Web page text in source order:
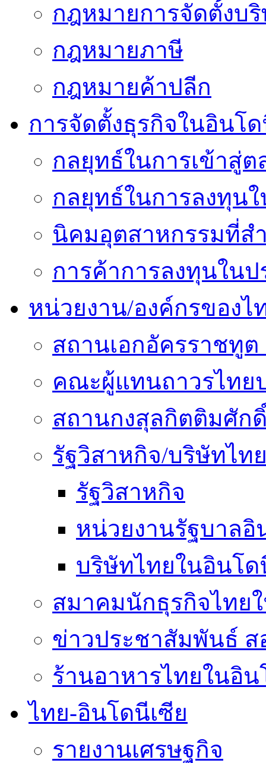
กฎหมายการจัดตั้งบ
กฎหมายภาษี
กฎหมายค้าปลีก
การจัดตั้งธุรกิจในอินโ
กลยุทธ์ในการเข้าสู่
กลยุทธ์ในการลงทุน
นิคมอุตสาหกรรมที่ส
การค้าการลงทุนในป
หน่วยงาน/องค์กรของไ
สถานเอกอัครราชทู
คณะผู้แทนถาวรไทย
สถานกงสุลกิตติมศัก
รัฐวิสาหกิจ/บริษัทไท
รัฐวิสาหกิจ
หน่วยงานรัฐบาลอิ
บริษัทไทยในอินโด
สมาคมนักธุรกิจไทย
ข่าวประชาสัมพันธ์ ส
ร้านอาหารไทยในอิน
ไทย-อินโดนีเซีย
รายงานเศรษฐกิจ